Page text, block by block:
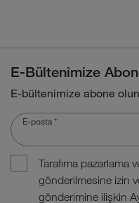
E-Bültenimize
E-bültenimize abone
E-posta *
Tarafıma pazarlama
gönderilmesine izin
gönderimine ilişkin